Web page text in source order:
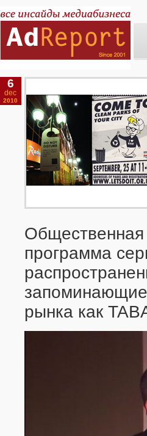
6
dec
2010
Общественная
программа
рынка как